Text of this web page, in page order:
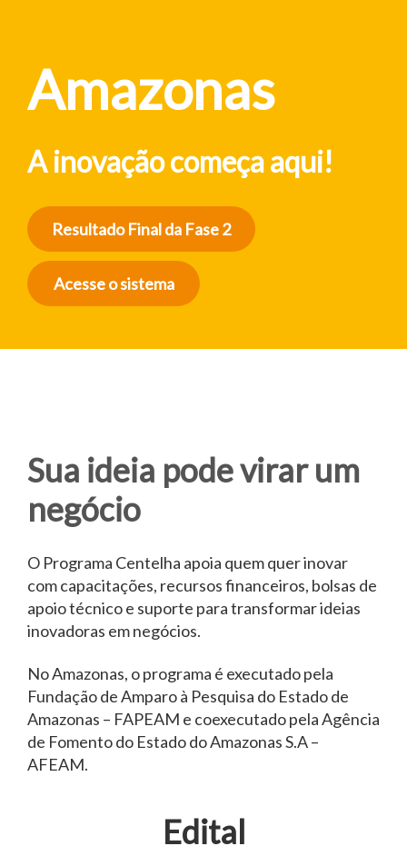
Amazonas
A inovação começa aqui!
Resultado Final da Fase 2
Acesse o sistema
Sua ideia pode virar um
negócio
O Programa Centelha apoia quem quer inovar
com capacitações, recursos financeiros, bolsas de
apoio técnico e suporte para transformar ideias
inovadoras em negócios.
No Amazonas, o programa é executado pela
Fundação de Amparo à Pesquisa do Estado de
Amazonas – FAPEAM e coexecutado pela Agência
de Fomento do Estado do Amazonas S.A –
AFEAM.
Edital